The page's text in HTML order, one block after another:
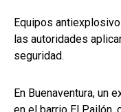
Equipos
las autoridades
seguridad.
En Buenaventura, un